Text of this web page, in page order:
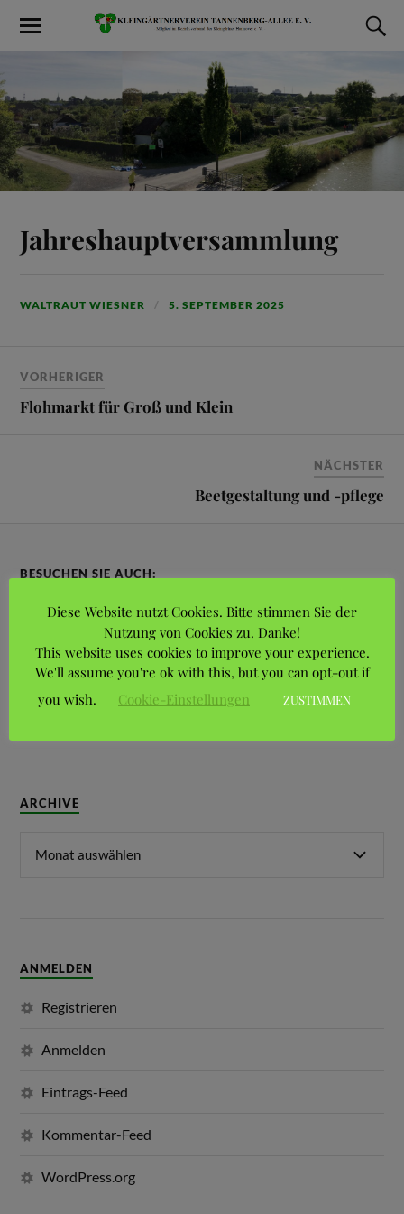
Jahreshauptversammlung
WALTRAUT WIESNER 5. SEPTEMBER 2025
VORHERIGER
Flohmarkt für Groß und Klein
NÄCHSTER
Beetgestaltung und -pflege
BESUCHEN SIE AUCH:
Bezirksverband Hannover der Kleingärtner
Stadtbezirksportal Vahrenwald-List
Landesverband Braunschweig der Gartenfreunde e.V.
ARCHIVE
ANMELDEN
Registrieren
Anmelden
Eintrags-Feed
Kommentar-Feed
WordPress.org
Diese Website nutzt Cookies. Bitte stimmen Sie der
Nutzung von Cookies zu. Danke!
This website uses cookies to improve your experience.
We'll assume you're ok with this, but you can opt-out if
you wish.
Cookie-Einstellungen ZUSTIMMEN